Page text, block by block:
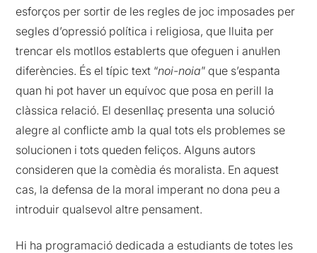
esforços per sortir de les regles de joc imposades per
segles d’opressió política i religiosa, que lluita per
trencar els motllos establerts que ofeguen i anul·len
diferències. És el típic text “noi-noia” que s’espanta
quan hi pot haver un equívoc que posa en perill la
clàssica relació. El desenllaç presenta una solució
alegre al conflicte amb la qual tots els problemes se
solucionen i tots queden feliços. Alguns autors
consideren que la comèdia és moralista. En aquest
cas, la defensa de la moral imperant no dona peu a
introduir qualsevol altre pensament.
Hi ha programació dedicada a estudiants de totes les